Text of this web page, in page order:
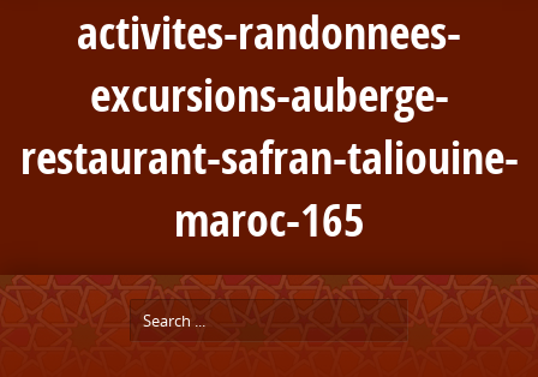
activites-randonnees-
excursions-auberge-
restaurant-safran-taliouine-
maroc-165